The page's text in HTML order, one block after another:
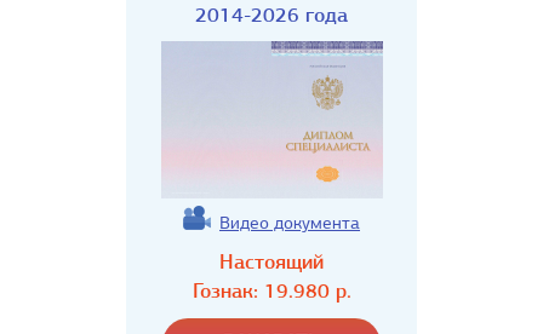
2014-2026 года
Видео документа
Настоящий
Гознак: 19.980р.